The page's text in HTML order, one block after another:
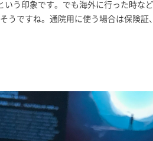
う印象です。でも海外に行った時な
うですね。通院用に使う場合は保険証